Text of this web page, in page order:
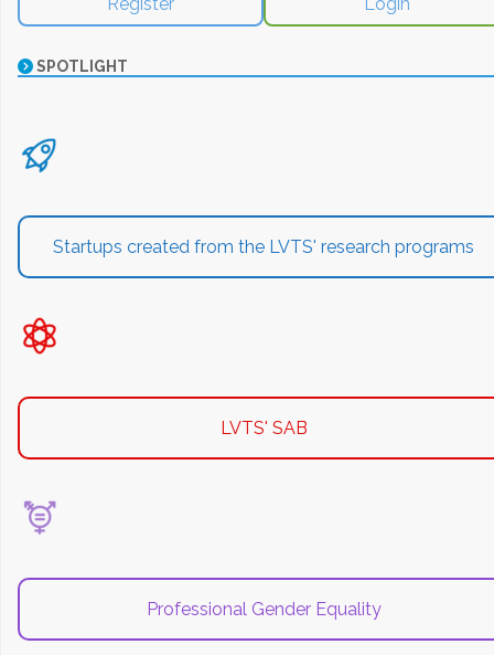
SPOTLIGHT
Startups created from the LVTS' research programs
LVTS' SAB
Professional Gender Equality